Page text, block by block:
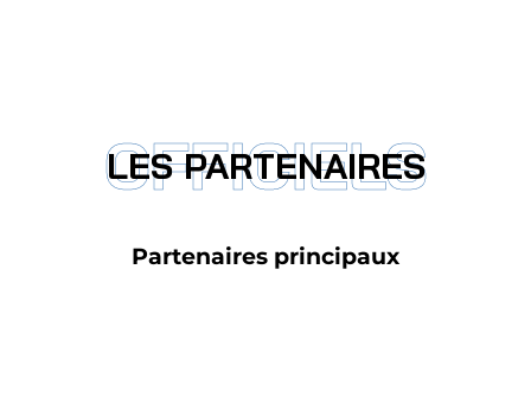
OFFICIELS
LES PARTENAIRES
Partenaires principaux